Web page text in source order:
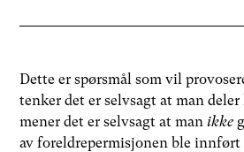
Dette er spørsmål som vil
tenker det er selvsagt at man
mener det er selvsagt at manikke
av foreldrepermisjonen ble innført